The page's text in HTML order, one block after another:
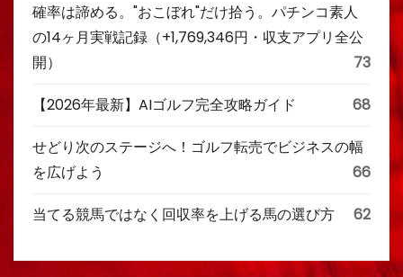
確率は諦める。"おこぼれ"だけ拾う。パチンコ素人
の14ヶ月実戦記録（+1,769,346円・収支アプリ全公
開）
73
【2026年最新】AIゴルフ完全攻略ガイド 68
せどり次のステージへ！ゴルフ転売でビジネスの幅
を広げよう
66
当てる競馬ではなく回収率を上げる馬の選び方 62